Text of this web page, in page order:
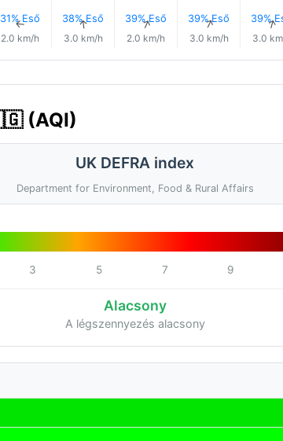
31% Eső
↑
2.0 km/h
38% Eső
↑
3.0 km/h
39% Eső
↑
2.0 km/h
39% Eső
↑
3.0 km/h
39%↑
3.0
(AQI)
UK DEFRA index
Department for Environment, Food & Rural Affairs
3 5 7 9
Alacsony
A légszennyezés alacsony